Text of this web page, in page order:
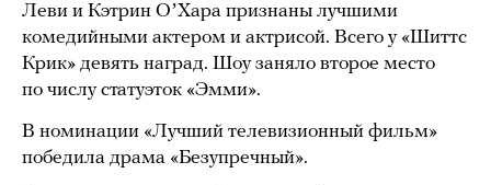
Леви и Кэтрин ОʼХара признаны лучшими
комедийными актером и актрисой. Всего у «Шиттс
Крик» девять наград. Шоу заняло второе место
по числу статуэток «Эмми».
В номинации «Лучший телевизионный фильм»
победила драма «Безупречный».